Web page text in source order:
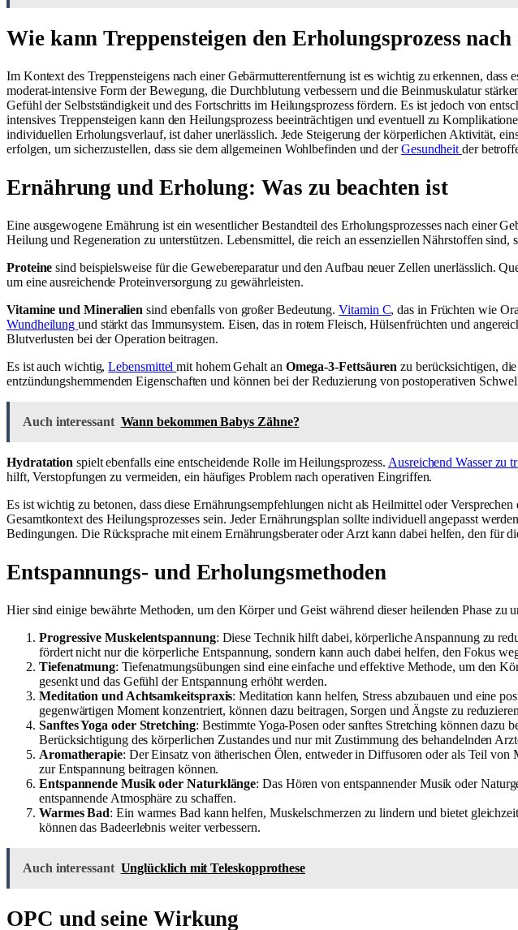
Wie kann Treppensteigen den Erholungsprozess
Im Kontext des Treppensteigens nach einer Gebärmutterentfernung ist es wichtig zu erkennen,
moderat-intensive Form der Bewegung, die Durchblutung verbessern und die Beinmuskulatur
Gefühl der Selbstständigkeit und des Fortschritts im Heilungsprozess fördern. Es ist jedoch von
intensives Treppensteigen kann den Heilungsprozess beeinträchtigen und eventuell zu
individuellen Erholungsverlauf, ist daher unerlässlich. Jede Steigerung der körperlichen Aktivität,
erfolgen, um sicherzustellen, dass sie dem allgemeinen Wohlbefinden und derGesundheitder
Ernährung und Erholung: Was zu beachten ist
Eine ausgewogene Ernährung ist ein wesentlicher Bestandteil des Erholungsprozesses nach einer
Heilung und Regeneration zu unterstützen. Lebensmittel, die reich an essenziellen Nährstoffen sind,
Proteinesind beispielsweise für die Gewebereparatur und den Aufbau neuer Zellen unerlässlich.
um eine ausreichende Proteinversorgung zu gewährleisten.
Vitamine und Mineralien sind ebenfalls von großer Bedeutung.Vitamin C, das in Früchten wie
Wundheilungund stärkt das Immunsystem. Eisen, das in rotem Fleisch, Hülsenfrüchten und
Blutverlusten bei der Operation beitragen.
Es ist auch wichtig,Lebensmittelmit hohem Gehalt an Omega-3-Fettsäuren zu berücksichtigen,
entzündungshemmenden Eigenschaften und können bei der Reduzierung von postoperativen
Auch interessant Wann bekommen Babys Zähne?
Hydratationspielt ebenfalls eine entscheidende Rolle im Heilungsprozess. Ausreichend Wasser zu
hilft, Verstopfungen zu vermeiden, ein häufiges Problem nach operativen Eingriffen.
Es ist wichtig zu betonen, dass diese Ernährungsempfehlungen nicht als Heilmittel oder
Gesamtkontext des Heilungsprozesses sein. Jeder Ernährungsplan sollte individuell angepasst
Bedingungen. Die Rücksprache mit einem Ernährungsberater oder Arzt kann dabei helfen, den für
Entspannungs- und Erholungsmethoden
Hier sind einige bewährte Methoden, um den Körper und Geist während dieser heilenden Phase zu
Progressive Muskelentspannung: Diese Technik hilft dabei, körperliche Anspannung zu
fördert nicht nur die körperliche Entspannung, sondern kann auch dabei helfen, den Fokus
Tiefenatmung: Tiefenatmungsübungen sind eine einfache und effektive Methode, um den
gesenkt und das Gefühl der Entspannung erhöht werden.
Meditation und Achtsamkeitspraxis: Meditation kann helfen, Stress abzubauen und eine
gegenwärtigen Moment konzentriert, können dazu beitragen, Sorgen und Ängste zu
Sanftes Yoga oder Stretching: Bestimmte Yoga-Posen oder sanftes Stretching können
Berücksichtigung des körperlichen Zustandes und nur mit Zustimmung des behandelnden
Aromatherapie: Der Einsatz von ätherischen Ölen, entweder in Diffusoren oder als Teil
zur Entspannung beitragen können.
Entspannende Musik oder Naturklänge: Das Hören von entspannender Musik oder
entspannende Atmosphäre zu schaffen.
Warmes Bad: Ein warmes Bad kann helfen, Muskelschmerzen zu lindern und bietet
können das Badeerlebnis weiter verbessern.
Auch interessant Unglücklich mit Teleskopprothese
OPC und seine Wirkung